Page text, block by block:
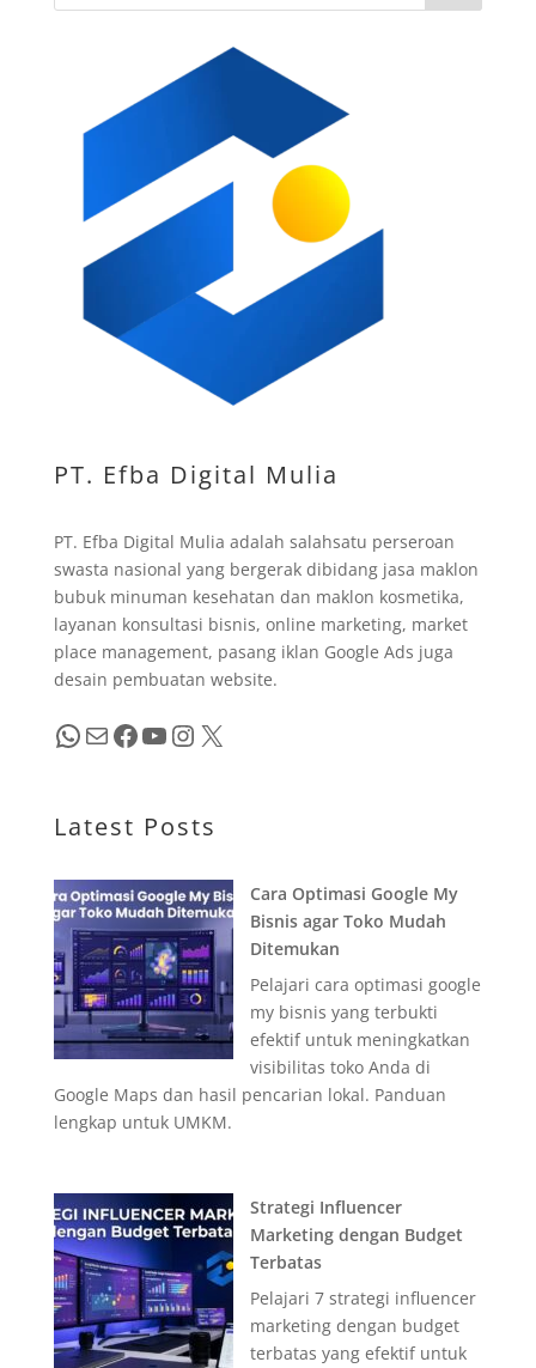
PT. Efba Digital Mulia
PT. Efba Digital Mulia adalah salahsatu perseroan
swasta nasional yang bergerak dibidang jasa maklon
bubuk minuman kesehatan dan maklon kosmetika,
layanan konsultasi bisnis, online marketing, market
place management, pasang iklan Google Ads juga
desain pembuatan website.
WhatsApp Mail Facebook YouTube InstagramX
Latest Posts
Cara Optimasi Google My
Bisnis agar Toko Mudah
Ditemukan
Pelajari cara optimasi google
my bisnis yang terbukti
efektif untuk meningkatkan
visibilitas toko Anda di
Google Maps dan hasil pencarian lokal. Panduan
lengkap untuk UMKM.
Strategi Influencer
Marketing dengan Budget
Terbatas
Pelajari 7 strategi influencer
marketing dengan budget
terbatas yang efektif untuk